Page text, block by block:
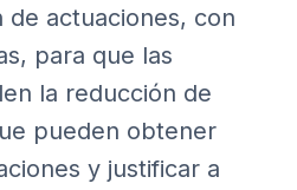
de actuaciones, con
para que las
la reducción de
pueden obtener
y justificar a